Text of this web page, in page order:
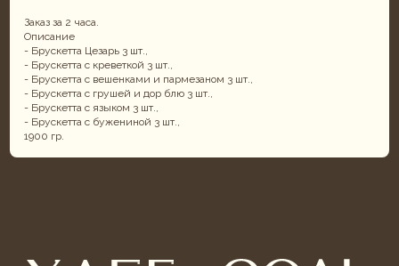
Заказ за 2 часа.
Описание
- Брускетта Цезарь 3 шт.,
- Брускетта с креветкой 3 шт.,
- Брускетта с вешенками и пармезаном 3 шт.,
- Брускетта с грушей и дор блю 3 шт.,
- Брускетта с языком 3 шт.,
- Брускетта с бужениной 3 шт.,
1900 гр.